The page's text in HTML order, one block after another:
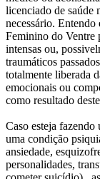
licenciado de saúde
necessário.
Feminino do Ventre
intensas ou,
traumáticos
totalmente liberada
emocionais ou
como resultado
Caso esteja
uma condição
ansiedade,
personalidades,